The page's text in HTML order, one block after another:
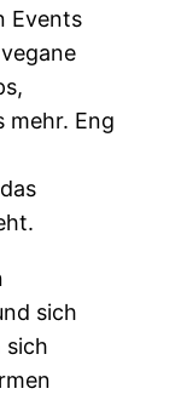
Events
mehr. Eng
sich
sich